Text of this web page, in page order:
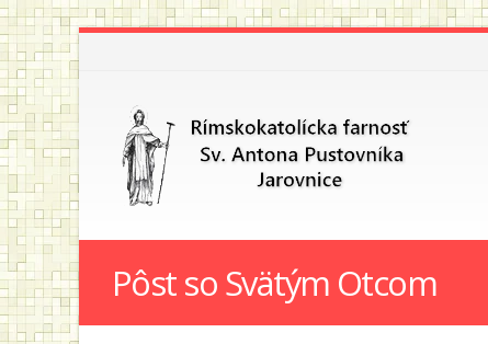
Pôst so Svätým Otcom